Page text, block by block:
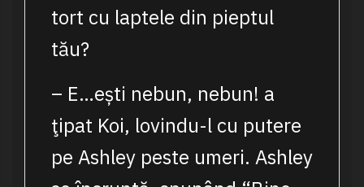
tort cu laptele din pieptul
tău?
– E…ești nebun, nebun! a
ţipat Koi, lovindu-l cu putere
pe Ashley peste umeri. Ashley